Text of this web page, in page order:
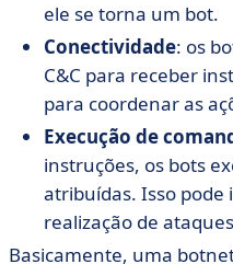
ele se torna um bot.
Conectividade: os
C&C para receber
para coordenar as
Execução de
instruções, os bots
atribuídas. Isso pode
realização de
Basicamente, uma